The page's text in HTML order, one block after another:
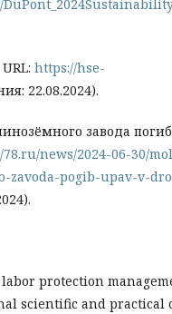
https://hse-
22.08.2024).
завода
news/2024-06-30/
zavoda-pogib-upav-v-
protection
scientific and practical